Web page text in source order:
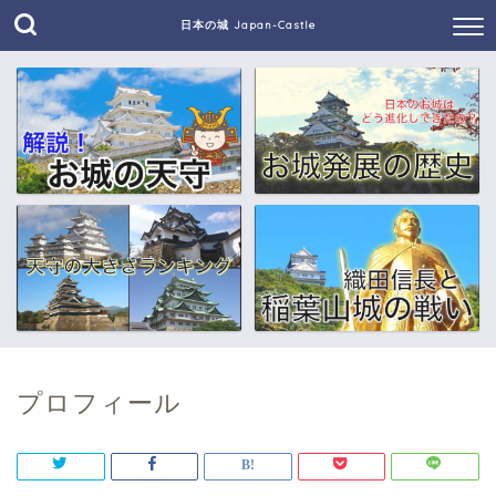
日本の城 Japan-Castle
プロフィール